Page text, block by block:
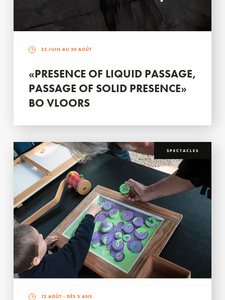
25 JUIN AU 30 AOÛT
«PRESENCE OF LIQUID PASSAGE,
PASSAGE OF SOLID PRESENCE»
BO VLOORS
SPECTACLES
12 AOÛT - DÈS 5 ANS